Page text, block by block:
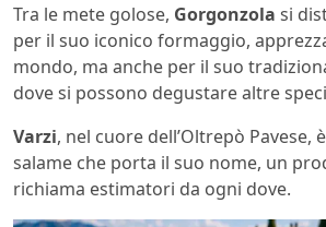
Tra le mete golose, Gorgonzola si
per il suo iconico formaggio,
mondo, ma anche per il suo
dove si possono degustare altre
Varzi, nel cuore dell’Oltrepò Pavese,
salame che porta il suo nome, un
richiama estimatori da ogni dove.